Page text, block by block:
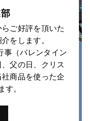
ご好評を頂いた
をします。
事（バレンタイン
父の日、クリス
商品を使った企
。